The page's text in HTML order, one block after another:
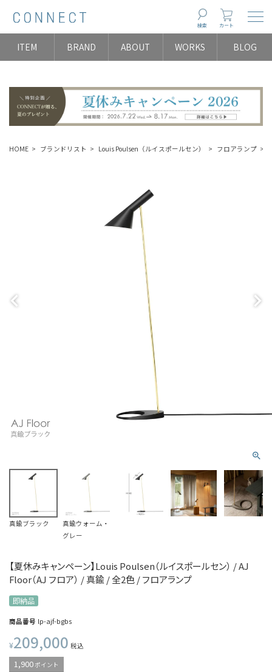
検索 カート
ITEM BRAND ABOUT WORKS BLOG
HOME ブランドリスト Louis Poulsen（ルイスポールセン） フロアランプ
【夏休みキャンペーン】Louis Poulsen（ルイスポールセン） / AJ
Floor（AJ フロア） / 真鍮 / 全2色 / フロアランプ
真鍮ブラック
真鍮ウォーム・
グレー
即納品
商品番号 lp-ajf-bgbs
¥209,000 税込
1,900ポイント